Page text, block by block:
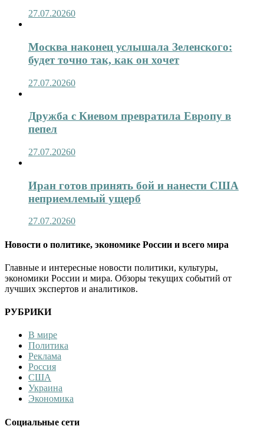
27.07.20260
Москва наконец услышала Зеленского:
будет точно так, как он хочет
27.07.20260
Дружба с Киевом превратила Европу в
пепел
27.07.20260
Иран готов принять бой и нанести США
неприемлемый ущерб
27.07.20260
Новости о политике, экономике России и всего мира
Главные и интересные новости политики, культуры,
экономики России и мира. Обзоры текущих событий от
лучших экспертов и аналитиков.
РУБРИКИ
В мире
Политика
Реклама
Россия
США
Украина
Экономика
Социальные сети